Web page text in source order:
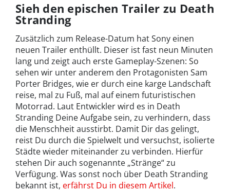
Sieh den epischen Trailer zu Death
Stranding
Zusätzlich zum Release-Datum hat Sony einen
neuen Trailer enthüllt. Dieser ist fast neun Minuten
lang und zeigt auch erste Gameplay-Szenen: So
sehen wir unter anderem den Protagonisten Sam
Porter Bridges, wie er durch eine karge Landschaft
reise, mal zu Fuß, mal auf einem futuristischen
Motorrad. Laut Entwickler wird es in Death
Stranding Deine Aufgabe sein, zu verhindern, dass
die Menschheit ausstirbt. Damit Dir das gelingt,
reist Du durch die Spielwelt und versuchst, isolierte
Städte wieder miteinander zu verbinden. Hierfür
stehen Dir auch sogenannte „Stränge“ zu
Verfügung. Was sonst noch über Death Stranding
bekannt ist, erfährst Du in diesem Artikel.